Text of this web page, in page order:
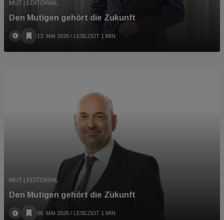
MUT | EDITORIAL
Den Mutigen gehört die Zukunft
13. MAI 2026 / LESEZEIT 1 MIN
MUT | EDITORIAL
Den Mutigen gehört die Zukunft
05. MAI 2026 / LESEZEIT 1 MIN